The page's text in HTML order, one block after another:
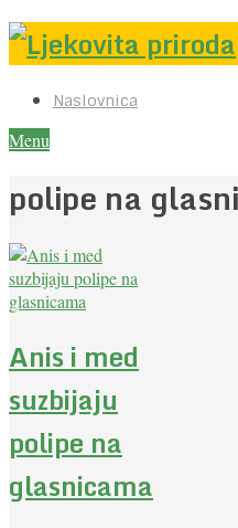
Naslovnica
Menu
polipe na
Anis i med
suzbijaju
polipe na
glasnicama